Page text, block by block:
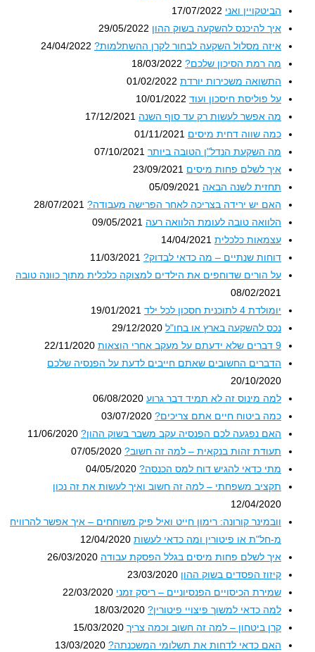
הביטקויין ואני 17/07/2022
איך להיכנס להשקעה בשוק ההון 29/05/2022
איזה מסלול השקעה לבחור לקרן ההשתלמות? 24/04/2022
מה רמת הסיכון שלכם? 18/03/2022
התשואה משכירות יורדת 01/02/2022
על פוליסת חיסכון ועוד
10/01/2022
מה אפשר לעשות רק עד סוף השנה 17/12/2021
כמה שווה דחית מיסים 01/11/2021
מה השקעת הנדל"ן הטובה ביותר 07/10/2021
איך לשלם פחות מיסים 23/09/2021
תחזית לשנה הבאה 05/09/2021
האם יש ירידה בצריכה לאחר הפרישה מעבודה? 28/07/2021
הלוואה טובה לעומת הלוואה רעה 09/05/2021
עצמאות כלכלית 14/04/2021
דוחות שנתיים – מה כדאי לבדוק? 11/03/2021
על הורים שדוחפים את הילדים למצוקה כלכלית מתוך כוונה טובה
08/02/2021
יומולדת 4 לתוכנית חסכון לכל ילד
19/01/2021
נכס להשקעה בארץ או בחו"ל 29/12/2020
22/11/2020
הדברים החשובים שאתם חייבים לדעת על הפנסיה שלכם
20/10/2020
למה מינוס זה לא תמיד דבר גרוע 06/08/2020
כמה ביטוח חיים אתם צריכים? 03/07/2020
האם נפגעה לכם הפנסיה עקב משבר בשוק ההון? 11/06/2020
תעודת זהות בנקאית – למה זה חשוב? 07/05/2020
מתי כדאי להגיש דוח למס הכנסה? 04/05/2020
תקציב משפחתי – למה זה חשוב ואיך לעשות את זה נכון
12/04/2020
וובמינר קורונה: רימון חייט ואיל פיק משוחחים – איך אפשר להרוויח
מ-חל"ת או פיטורין ומה כדאי לעשות 12/04/2020
איך לשלם פחות מיסים בגלל הפסקת עבודה 26/03/2020
קיזוז הפסדים בשוק ההון 23/03/2020
שמירת הכיסויים הפנסיוניים – ריסק זמני 22/03/2020
למה כדאי למשוך פיצויי פיטורין? 18/03/2020
קרן ביטחון – למה זה חשוב וכמה צריך 15/03/2020
האם כדאי לדחות את תשלומי המשכנתה? 13/03/2020